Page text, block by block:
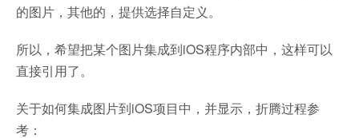
的图片，其他的，提供选择自定义。
所以，希望把某个图片集成到iOS程序内部中，这样可以
直接引用了。
关于如何集成图片到iOS项目中，并显示，折腾过程参
考：